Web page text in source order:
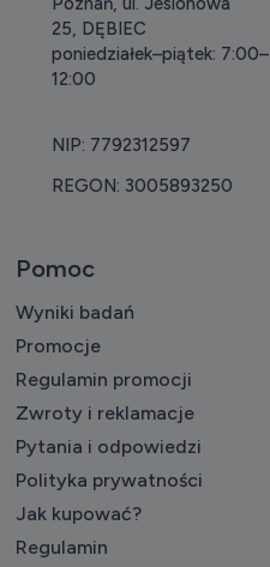
25, DĘBIEC
poniedziałek–piątek: 7:00–
12:00
NIP: 7792312597
REGON: 3005893250
Pomoc
Wyniki badań
Promocje
Regulamin promocji
Zwroty i reklamacje
Pytania i odpowiedzi
Polityka prywatności
Jak kupować?
Regulamin